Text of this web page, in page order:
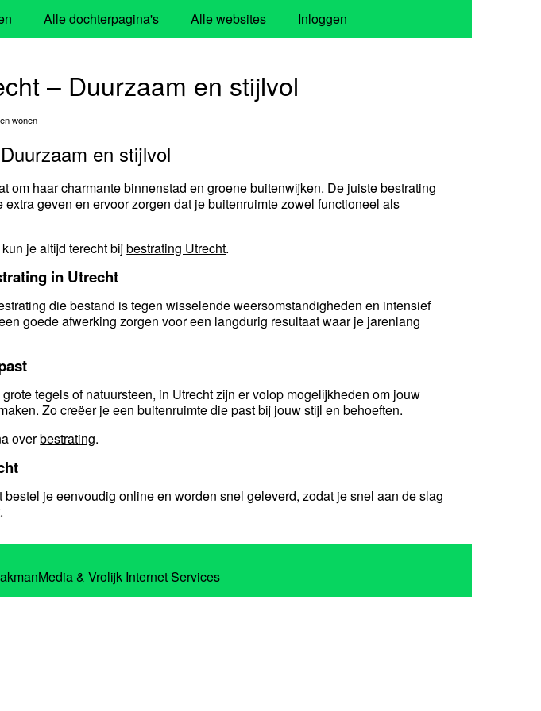
Alle dochterpagina's Alle websites Inloggen
– Duurzaam en stijlvol
wonen
en stijlvol
om haar charmante binnenstad en groene buitenwijken. De juiste bestrating
geven en ervoor zorgen dat je buitenruimte zowel functioneel als
je altijd terecht bijbestrating Utrecht.
in Utrecht
die bestand is tegen wisselende weersomstandigheden en intensief
goede afwerking zorgen voor een langdurig resultaat waar je jarenlang
tegels of natuursteen, in Utrecht zijn er volop mogelijkheden om jouw
Zo creëer je een buitenruimte die past bij jouw stijl en behoeften.
overbestrating.
je eenvoudig online en worden snel geleverd, zodat je snel aan de slag
& Vrolijk Internet Services